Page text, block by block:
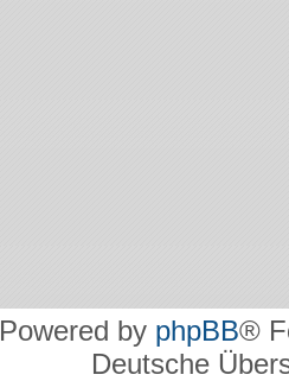
Powered by phpBB®
Deutsche